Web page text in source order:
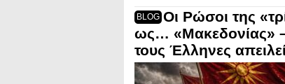
BLOG Οι Ρώσοι της
ως… «Μακεδονίας»
τους Έλληνες